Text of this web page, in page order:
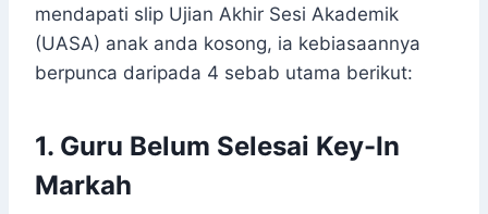
mendapati slip Ujian Akhir Sesi Akademik
(UASA) anak anda kosong, ia kebiasaannya
berpunca daripada 4 sebab utama berikut:
1. Guru Belum Selesai Key-In
Markah